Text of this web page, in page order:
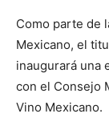
Como parte de
Mexicano, el
inaugurará una
con el Consejo
Vino Mexicano.